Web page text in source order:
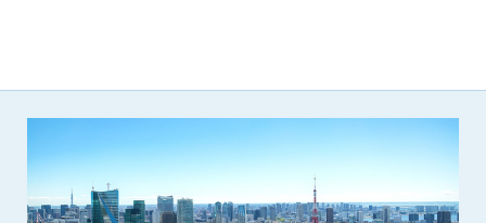
用および管理について責任を負うものとします。
その他形態を問わず、第三者に利用させることはできませ
ん。
3. 会員は、IDおよびパスワードの管理不十分、使用上の過誤、
第三者（他の会員を含む）の使用等による損害について責任